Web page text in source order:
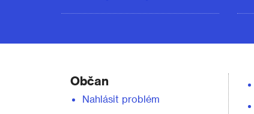
Občan
Nahlásit problém